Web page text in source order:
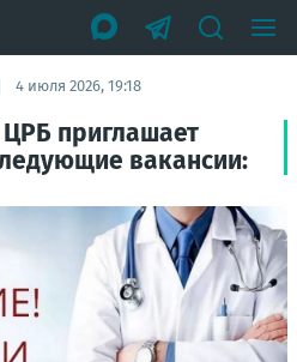
4 июля 2026, 19:18
приглашает
вакансии: